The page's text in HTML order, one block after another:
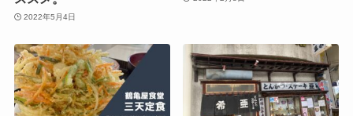
2022年5月4日